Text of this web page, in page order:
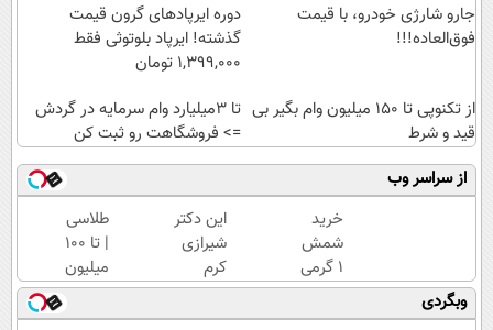
جارو شارژی خودرو، با قیمت
فوق‌العاده!!!
دوره ایرپاد‌های گرون قیمت
گذشته! ایرپاد بلوتوثی فقط
1,399,000 تومان
از تکنوپی تا 150 میلیون وام بگیر بی
قید و شرط
تا 3میلیارد وام سرمایه در گردش
=> فروشگاهت رو ثبت کن
از سراسر وب
خرید
شمش
1 گرمی
از
طلاسی
این دکتر
شیرازی
کرم
ترمیم
زخم
طلاسی
| تا 100
میلیون
وام
آنی
وبگردی